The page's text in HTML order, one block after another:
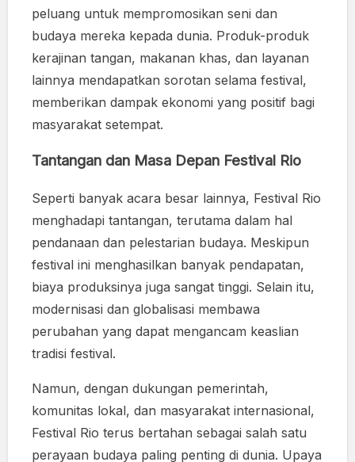
peluang untuk mempromosikan seni dan
budaya mereka kepada dunia. Produk-produk
kerajinan tangan, makanan khas, dan layanan
lainnya mendapatkan sorotan selama festival,
memberikan dampak ekonomi yang positif bagi
masyarakat setempat.
Tantangan dan Masa Depan Festival Rio
Seperti banyak acara besar lainnya, Festival Rio
menghadapi tantangan, terutama dalam hal
pendanaan dan pelestarian budaya. Meskipun
festival ini menghasilkan banyak pendapatan,
biaya produksinya juga sangat tinggi. Selain itu,
modernisasi dan globalisasi membawa
perubahan yang dapat mengancam keaslian
tradisi festival.
Namun, dengan dukungan pemerintah,
komunitas lokal, dan masyarakat internasional,
Festival Rio terus bertahan sebagai salah satu
perayaan budaya paling penting di dunia. Upaya